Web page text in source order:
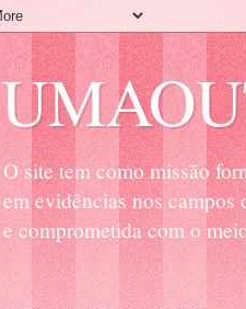
O site tem como missão
em evidências nos campos
e comprometida com o